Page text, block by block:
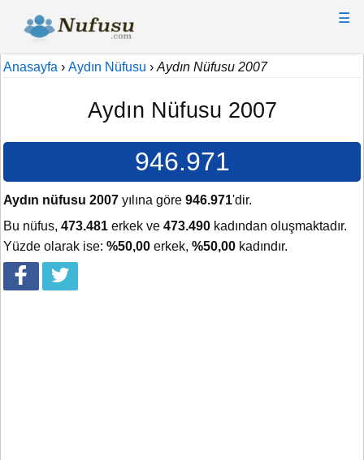
☰
Anasayfa › Aydın Nüfusu › Aydın Nüfusu 2007
Aydın Nüfusu 2007
946.971
Aydın nüfusu 2007 yılına göre 946.971'dir.
Bu nüfus, 473.481 erkek ve 473.490 kadından oluşmaktadır.
Yüzde olarak ise: %50,00 erkek, %50,00 kadındır.